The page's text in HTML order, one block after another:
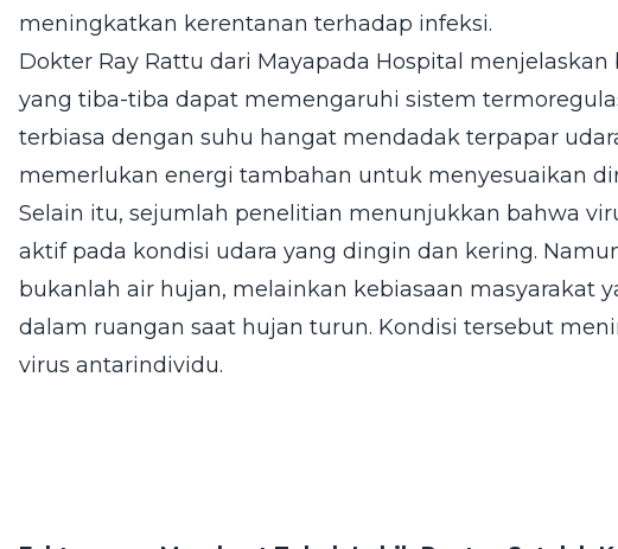
meningkatkan kerentanan terhadap infeksi.
Dokter Ray Rattu dari Mayapada Hospital
yang tiba-tiba dapat memengaruhi sistem
terbiasa dengan suhu hangat mendadak terpapar
memerlukan energi tambahan untuk menyesuaikan
Selain itu, sejumlah penelitian menunjukkan bahwa
aktif pada kondisi udara yang dingin dan kering.
bukanlah air hujan, melainkan kebiasaan masyarakat
dalam ruangan saat hujan turun. Kondisi tersebut
virus antarindividu.